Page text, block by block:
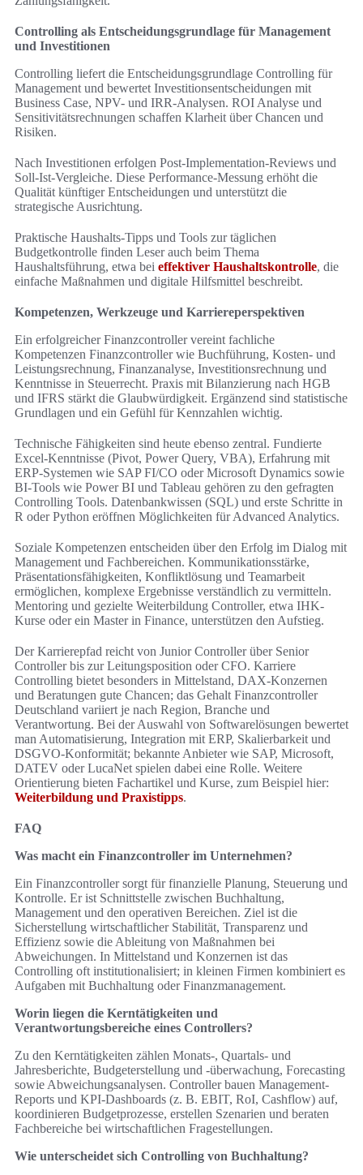
Controlling als Entscheidungsgrundlage für Management
und Investitionen
Controlling liefert die Entscheidungsgrundlage Controlling für
Management und bewertet Investitionsentscheidungen mit
Business Case, NPV- und IRR-Analysen. ROI Analyse und
Sensitivitätsrechnungen schaffen Klarheit über Chancen und
Risiken.
Nach Investitionen erfolgen Post-Implementation-Reviews und
Soll-Ist-Vergleiche. Diese Performance-Messung erhöht die
Qualität künftiger Entscheidungen und unterstützt die
strategische Ausrichtung.
Praktische Haushalts-Tipps und Tools zur täglichen
Budgetkontrolle finden Leser auch beim Thema
Haushaltsführung, etwa bei effektiver Haushaltskontrolle, die
einfache Maßnahmen und digitale Hilfsmittel beschreibt.
Kompetenzen, Werkzeuge und Karriereperspektiven
Ein erfolgreicher Finanzcontroller vereint fachliche
Kompetenzen Finanzcontroller wie Buchführung, Kosten- und
Leistungsrechnung, Finanzanalyse, Investitionsrechnung und
Kenntnisse in Steuerrecht. Praxis mit Bilanzierung nach HGB
und IFRS stärkt die Glaubwürdigkeit. Ergänzend sind statistische
Grundlagen und ein Gefühl für Kennzahlen wichtig.
Technische Fähigkeiten sind heute ebenso zentral. Fundierte
Excel-Kenntnisse (Pivot, Power Query, VBA), Erfahrung mit
ERP-Systemen wie SAP FI/CO oder Microsoft Dynamics sowie
BI-Tools wie Power BI und Tableau gehören zu den gefragten
Controlling Tools. Datenbankwissen (SQL) und erste Schritte in
R oder Python eröffnen Möglichkeiten für Advanced Analytics.
Soziale Kompetenzen entscheiden über den Erfolg im Dialog mit
Management und Fachbereichen. Kommunikationsstärke,
Präsentationsfähigkeiten, Konfliktlösung und Teamarbeit
ermöglichen, komplexe Ergebnisse verständlich zu vermitteln.
Mentoring und gezielte Weiterbildung Controller, etwa IHK-
Kurse oder ein Master in Finance, unterstützen den Aufstieg.
Der Karrierepfad reicht von Junior Controller über Senior
Controller bis zur Leitungsposition oder CFO. Karriere
Controlling bietet besonders in Mittelstand, DAX-Konzernen
und Beratungen gute Chancen; das Gehalt Finanzcontroller
Deutschland variiert je nach Region, Branche und
Verantwortung. Bei der Auswahl von Softwarelösungen bewertet
man Automatisierung, Integration mit ERP, Skalierbarkeit und
DSGVO-Konformität; bekannte Anbieter wie SAP, Microsoft,
DATEV oder LucaNet spielen dabei eine Rolle. Weitere
Orientierung bieten Fachartikel und Kurse, zum Beispiel hier:
Weiterbildung und Praxistipps.
FAQ
Was macht ein Finanzcontroller im Unternehmen?
Ein Finanzcontroller sorgt für finanzielle Planung, Steuerung und
Kontrolle. Er ist Schnittstelle zwischen Buchhaltung,
Management und den operativen Bereichen. Ziel ist die
Sicherstellung wirtschaftlicher Stabilität, Transparenz und
Effizienz sowie die Ableitung von Maßnahmen bei
Abweichungen. In Mittelstand und Konzernen ist das
Controlling oft institutionalisiert; in kleinen Firmen kombiniert es
Aufgaben mit Buchhaltung oder Finanzmanagement.
Worin liegen die Kerntätigkeiten und
Verantwortungsbereiche eines Controllers?
Zu den Kerntätigkeiten zählen Monats-, Quartals- und
Jahresberichte, Budgeterstellung und -überwachung, Forecasting
sowie Abweichungsanalysen. Controller bauen Management-
Reports und KPI-Dashboards (z. B. EBIT, RoI, Cashflow) auf,
koordinieren Budgetprozesse, erstellen Szenarien und beraten
Fachbereiche bei wirtschaftlichen Fragestellungen.
Wie unterscheidet sich Controlling von Buchhaltung?